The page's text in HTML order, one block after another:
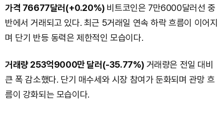
가격 76677달러(+0.20%) 비트코인은 7만6000달러선 중
반에서 거래되고 있다. 최근 5거래일 연속 하락 흐름이 이어지
며 단기 반등 동력은 제한적인 모습이다.
거래량 253억9000만 달러(-35.77%) 거래량은 전일 대비
큰 폭 감소했다. 단기 매수세와 시장 참여가 둔화되며 관망 흐
름이 강화되는 모습이다.